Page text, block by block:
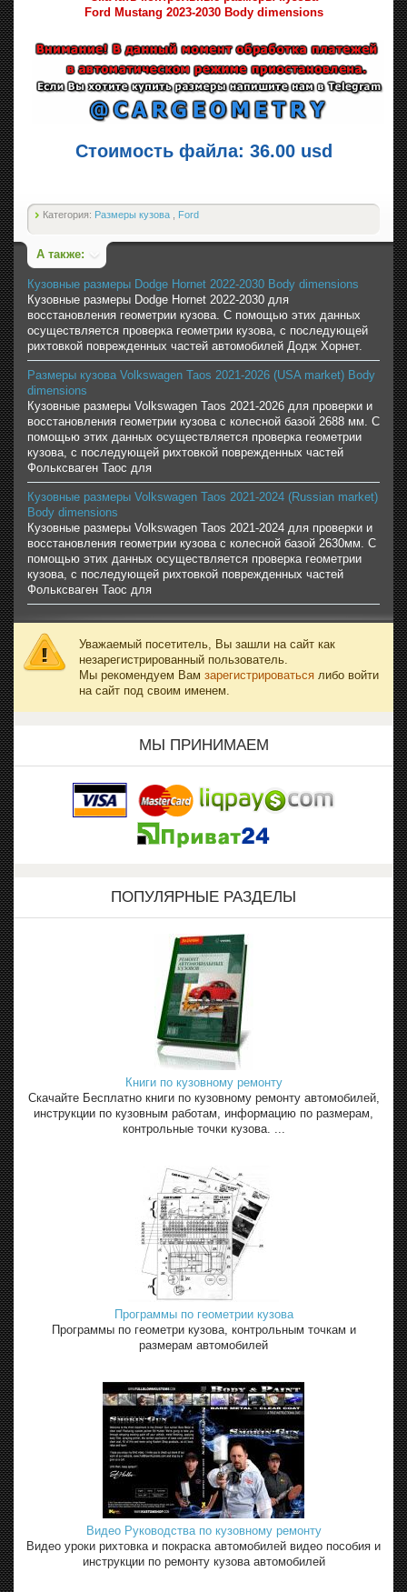
Ford Mustang 2023-2030 Body dimensions
Стоимость файла: 36.00 usd
Категория: Размеры кузова Ford
А также:
Кузовные размеры Dodge Hornet 2022-2030 Body dimensions
Кузовные размеры Dodge Hornet 2022-2030 для
восстановления геометрии кузова. С помощью этих данных
осуществляется проверка геометрии кузова, с последующей
рихтовкой поврежденных частей автомобилей Додж Хорнет.
Размеры кузова Volkswagen Taos 2021-2026 (USA market) Body
dimensions
Кузовные размеры Volkswagen Taos 2021-2026 для проверки и
восстановления геометрии кузова с колесной базой 2688 мм. С
помощью этих данных осуществляется проверка геометрии
кузова, с последующей рихтовкой поврежденных частей
Фольксваген Таос для
Кузовные размеры Volkswagen Taos 2021-2024 (Russian market)
Body dimensions
Кузовные размеры Volkswagen Taos 2021-2024 для проверки и
восстановления геометрии кузова с колесной базой 2630мм. С
помощью этих данных осуществляется проверка геометрии
кузова, с последующей рихтовкой поврежденных частей
Фольксваген Таос для
Уважаемый посетитель, Вы зашли на сайт как
незарегистрированный пользователь.
Мы рекомендуем Вам зарегистрироваться либо войти
на сайт под своим именем.
МЫ ПРИНИМАЕМ
ПОПУЛЯРНЫЕ РАЗДЕЛЫ
Книги по кузовному ремонту
Скачайте Бесплатно книги по кузовному ремонту автомобилей,
инструкции по кузовным работам, информацию по размерам,
контрольные точки кузова. ...
Программы по геометрии кузова
Программы по геометри кузова, контрольным точкам и
размерам автомобилей
Видео Руководства по кузовному ремонту
Видео уроки рихтовка и покраска автомобилей видео пособия и
инструкции по ремонту кузова автомобилей